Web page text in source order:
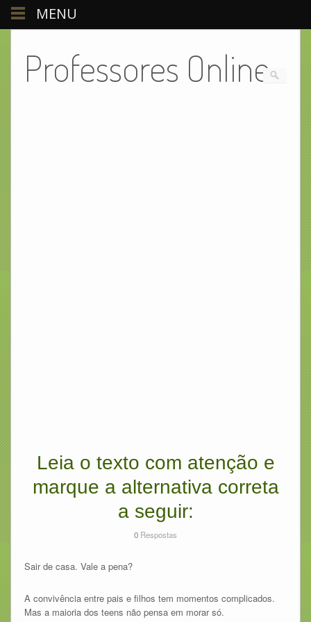
Professores Online
Leia o texto com atenção e
marque a alternativa correta
a seguir:
0 Respostas
Sair de casa. Vale a pena?
A convivência entre pais e filhos tem momentos complicados.
Mas a maioria dos teens não pensa em morar só.
MENU